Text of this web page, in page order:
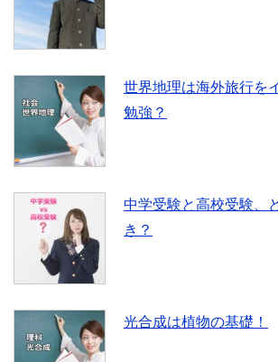
世界地理は海外旅行を
勉強？
中学受験と高校受験、
き？
光合成は植物の基礎！